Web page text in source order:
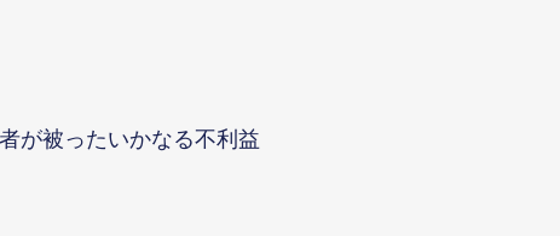
が被ったいかなる不利益